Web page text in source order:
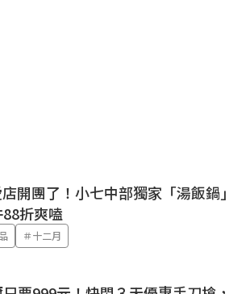
開團了！小七中部獨家「湯飯鍋」
折爽嗑
＃十二月